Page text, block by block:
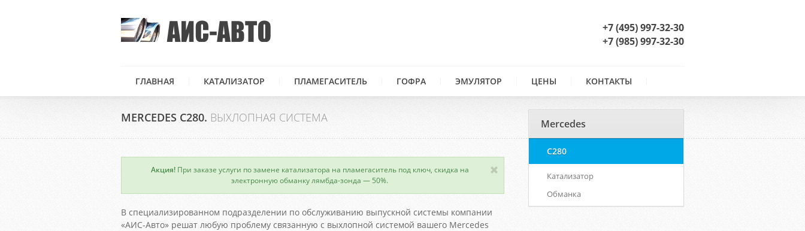
+7 (495) 997-32-30
+7 (985) 997-32-30
ГЛАВНАЯ КАТАЛИЗАТОР ПЛАМЕГАСИТЕЛЬ ГОФРА ЭМУЛЯТОР ЦЕНЫ КОНТАКТЫ
MERCEDES C280. ВЫХЛОПНАЯ СИСТЕМА
Акция!При заказе услуги по замене катализатора на пламегаситель под ключ, скидка на
электронную обманку лямбда-зонда — 50%.
×
В специализированном подразделении по обслуживанию выпускной системы компании
«АИС-Авто» решат любую проблему связанную с выхлопной системой вашего Mercedes
Mercedes
C280
Катализатор
Обманка